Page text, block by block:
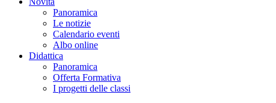
Panoramica
Le notizie
Calendario eventi
Albo online
Didattica
Panoramica
Offerta Formativa
I progetti delle classi